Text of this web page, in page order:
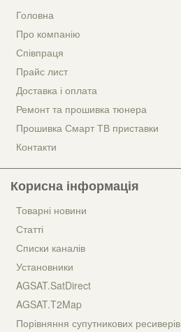
Головна
Про компанію
Співпраця
Прайс лист
Доставка і оплата
Ремонт та прошивка тюнера
Прошивка Смарт ТВ приставки
Контакти
Корисна інформація
Товарні новини
Статті
Списки каналів
Установники
AGSAT.SatDirect
AGSAT.T2Map
Порівняння супутникових ресиверів